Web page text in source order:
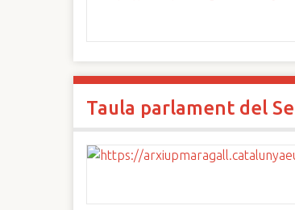
Taula parlament del